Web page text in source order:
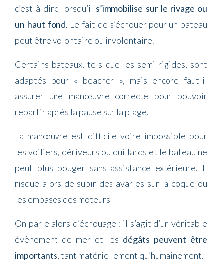
c’est-à-dire lorsqu’il s’immobilise sur le rivage ou
un haut fond. Le fait de s’échouer pour un bateau
peut être volontaire ou involontaire.
Certains bateaux, tels que les semi-rigides, sont
adaptés pour « beacher », mais encore faut-il
assurer une manœuvre correcte pour pouvoir
repartir après la pause sur la plage.
La manœuvre est difficile voire impossible pour
les voiliers, dériveurs ou quillards et le bateau ne
peut plus bouger sans assistance extérieure. Il
risque alors de subir des avaries sur la coque ou
les embases des moteurs.
On parle alors d’échouage : il s’agit d’un véritable
évènement de mer et les dégâts peuvent être
importants, tant matériellement qu’humainement.